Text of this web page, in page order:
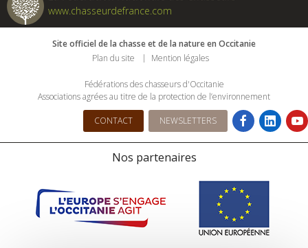
www.chasseurdefrance.com
Site officiel de la chasse et de la nature en Occitanie
Plan du site
Mention légales
Fédérations des chasseurs d'Occitanie
Associations agrées au titre de la protection de l’environnement
CONTACT NEWSLETTERS
Nos partenaires